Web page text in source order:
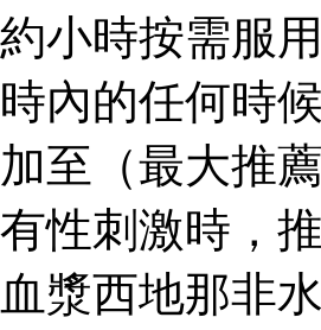
約小時按需服
時內的任何時
加至（最大推
有性刺激時，
血漿西地那非